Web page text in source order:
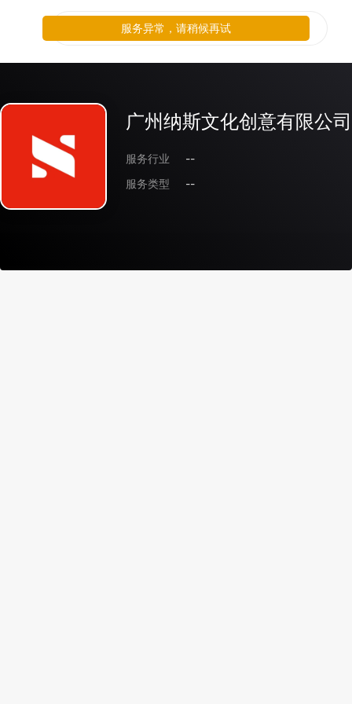
广州纳斯文化创意有限公司
服务行业
--
服务类型
--
服务异常，请稍候再试